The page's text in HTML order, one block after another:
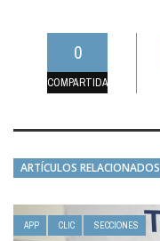
0
COMPARTIDAS
ARTÍCULOS RELACIONADOS
APP CLIC SECCIONES